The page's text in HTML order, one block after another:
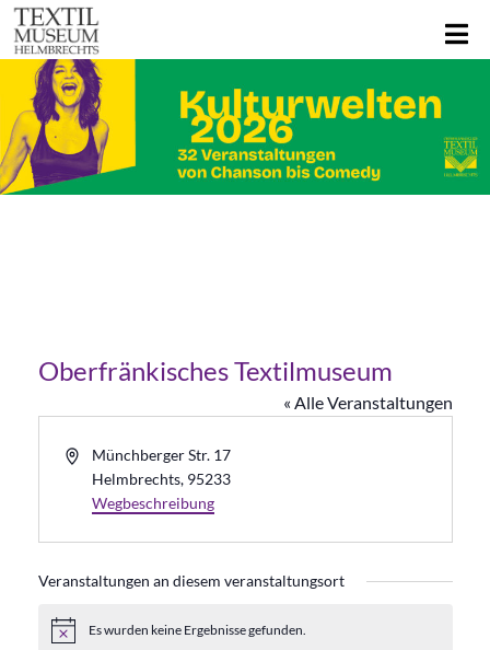
Oberfränkisches Textilmuseum
« Alle Veranstaltungen
AdresseMünchberger Str. 17
Helmbrechts, 95233
Wegbeschreibung
Veranstaltungen an diesem veranstaltungsort
HinweisEs wurden keine Ergebnisse gefunden.